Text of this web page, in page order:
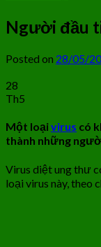
Người đầu
Posted on 28/05/
28
Th5
Một loạivirus có
thành những
Virus diệt ung thư
loại virus này, theo